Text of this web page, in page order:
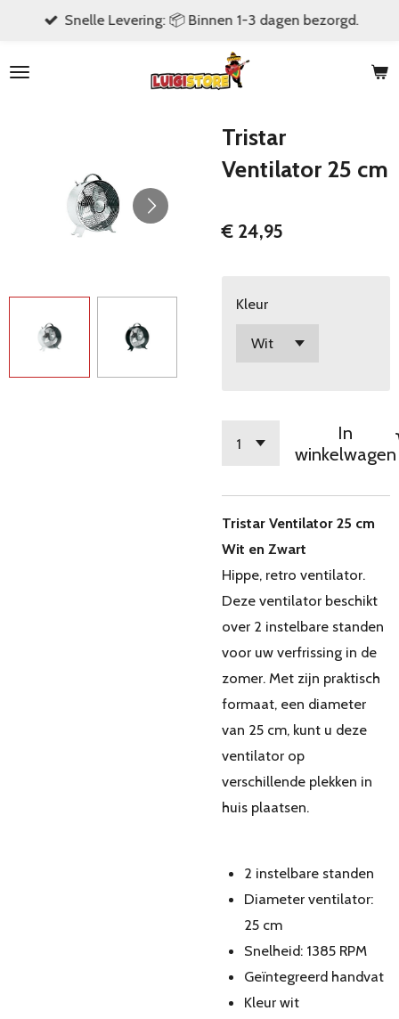
naar
Snelle Levering: 📦 Binnen 1-3 dagen bezorgd.
Tristar
Ventilator 25 cm
€ 24,95
Kleur
In
winkelwagen
Tristar Ventilator 25 cm
Wit en Zwart
Hippe, retro ventilator.
Deze ventilator beschikt
over 2 instelbare standen
voor uw verfrissing in de
zomer. Met zijn praktisch
formaat, een diameter
van 25 cm, kunt u deze
ventilator op
verschillende plekken in
huis plaatsen.
2 instelbare standen
Diameter ventilator:
25 cm
Snelheid: 1385 RPM
Geïntegreerd handvat
Kleur wit